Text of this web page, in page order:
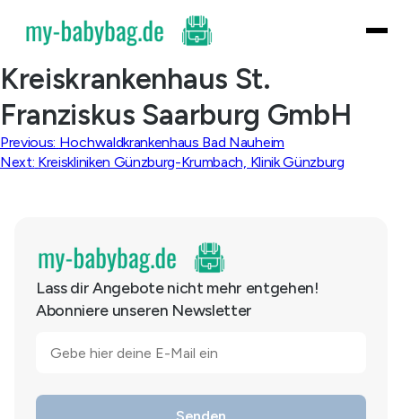
content
Kreiskrankenhaus St.
Franziskus Saarburg GmbH
Beitragsnavigation
Previous: Hochwaldkrankenhaus Bad Nauheim
Next: Kreiskliniken Günzburg-Krumbach, Klinik Günzburg
Lass dir Angebote nicht mehr entgehen!
Abonniere unseren Newsletter